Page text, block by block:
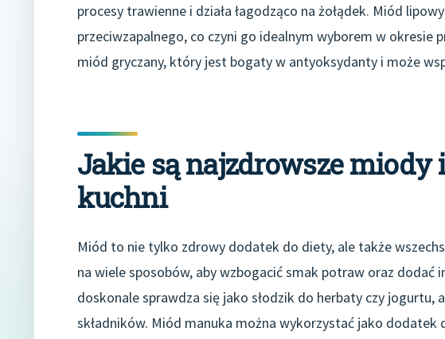
procesy trawienne i działa łagodząco na żołądek. Miód
przeciwzapalnego, co czyni go idealnym wyborem w okresie
miód gryczany, który jest bogaty w antyoksydanty i może
Jakie są najzdrowsze
kuchni
Miód to nie tylko zdrowy dodatek do diety, ale także
na wiele sposobów, aby wzbogacić smak potraw oraz
doskonale sprawdza się jako słodzik do herbaty czy jogurtu,
składników. Miód manuka można wykorzystać jako dodatek